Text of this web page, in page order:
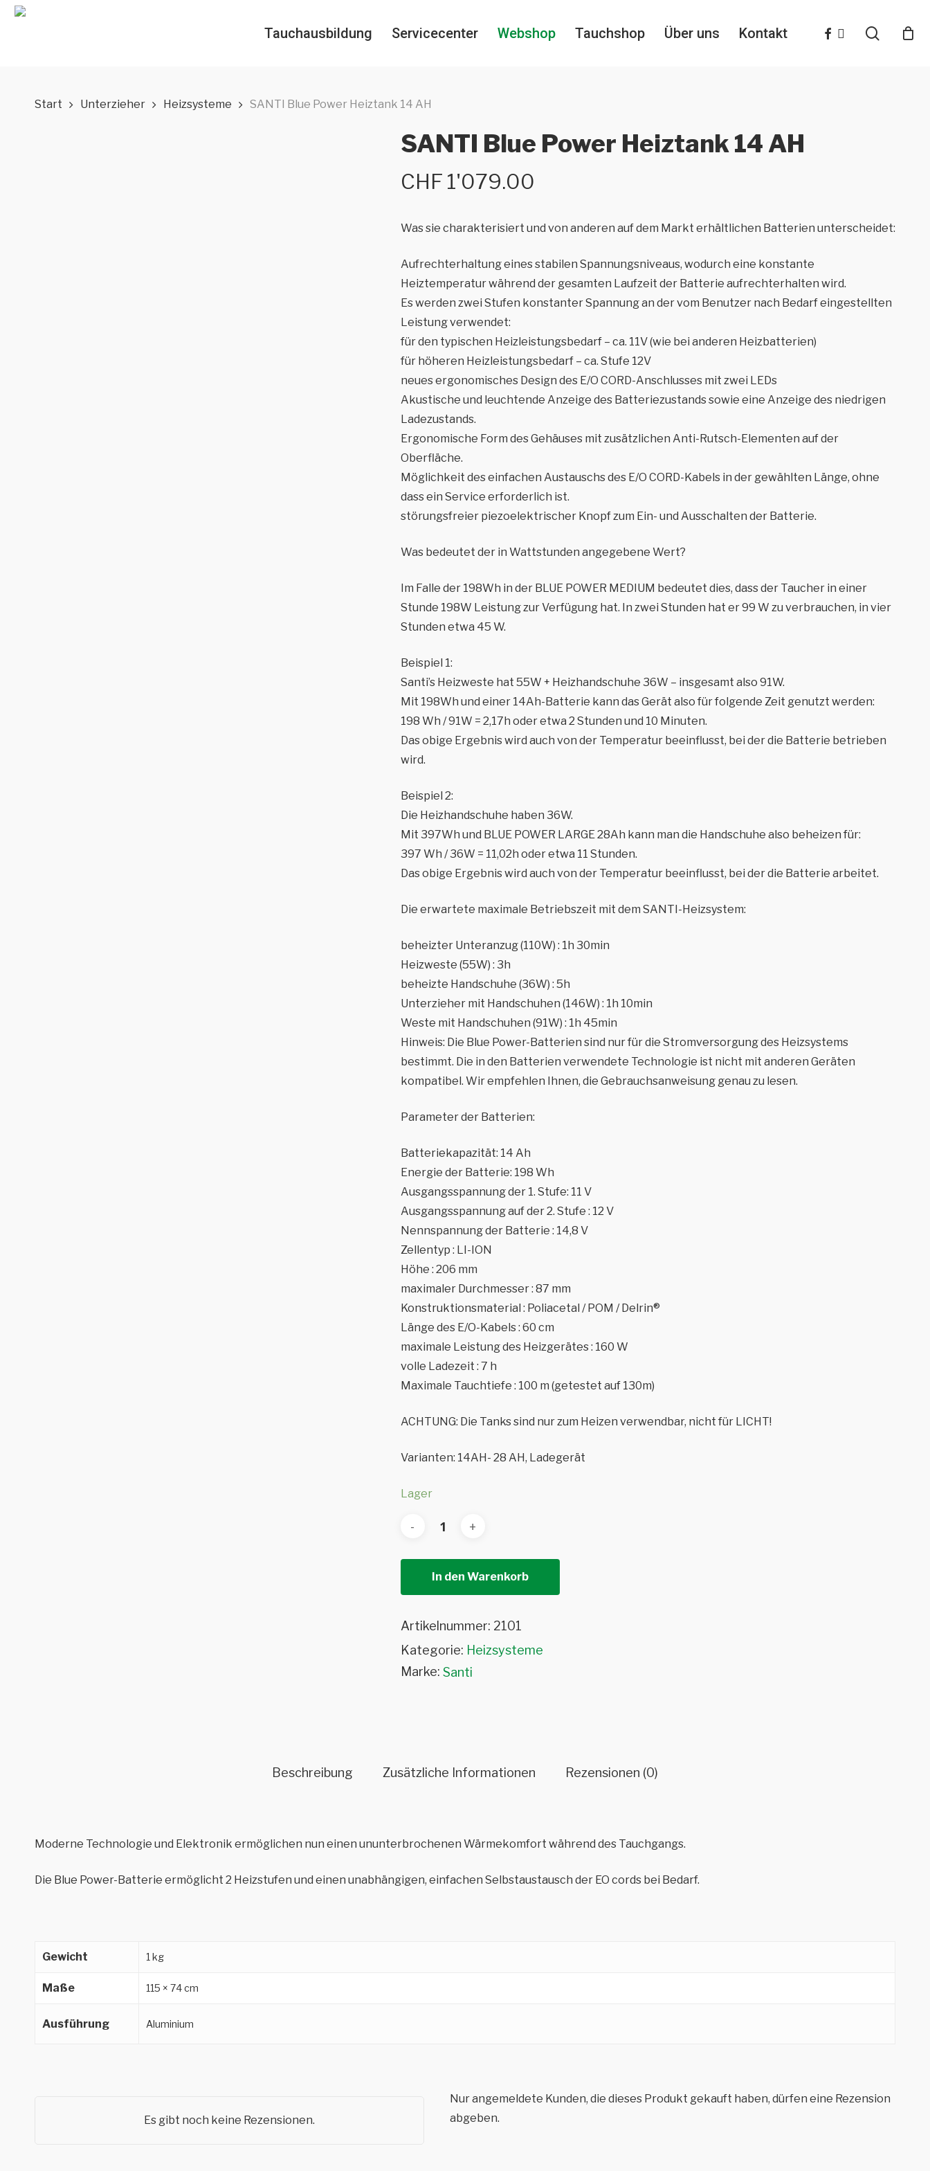
Skip
Tauchausbildung Servicecenter Webshop Tauchshop Über uns Kontakt facebook
instagramsearch
Start Unterzieher Heizsysteme SANTI Blue Power Heiztank 14 AH
SANTI Blue Power Heiztank 14 AH
CHF 1'079.00
Was sie charakterisiert und von anderen auf dem Markt erhältlichen Batterien unterscheidet:
Aufrechterhaltung eines stabilen Spannungsniveaus, wodurch eine konstante
Heiztemperatur während der gesamten Laufzeit der Batterie aufrechterhalten wird.
Es werden zwei Stufen konstanter Spannung an der vom Benutzer nach Bedarf eingestellten
Leistung verwendet:
für den typischen Heizleistungsbedarf – ca. 11V (wie bei anderen Heizbatterien)
für höheren Heizleistungsbedarf – ca. Stufe 12V
neues ergonomisches Design des E/O CORD-Anschlusses mit zwei LEDs
Akustische und leuchtende Anzeige des Batteriezustands sowie eine Anzeige des niedrigen
Ladezustands.
Ergonomische Form des Gehäuses mit zusätzlichen Anti-Rutsch-Elementen auf der
Oberfläche.
Möglichkeit des einfachen Austauschs des E/O CORD-Kabels in der gewählten Länge, ohne
dass ein Service erforderlich ist.
störungsfreier piezoelektrischer Knopf zum Ein- und Ausschalten der Batterie.
Was bedeutet der in Wattstunden angegebene Wert?
Im Falle der 198Wh in der BLUE POWER MEDIUM bedeutet dies, dass der Taucher in einer
Stunde 198W Leistung zur Verfügung hat. In zwei Stunden hat er 99 W zu verbrauchen, in vier
Stunden etwa 45 W.
Beispiel 1:
Santi’s Heizweste hat 55W + Heizhandschuhe 36W – insgesamt also 91W.
Mit 198Wh und einer 14Ah-Batterie kann das Gerät also für folgende Zeit genutzt werden:
198 Wh / 91W = 2,17h oder etwa 2 Stunden und 10 Minuten.
Das obige Ergebnis wird auch von der Temperatur beeinflusst, bei der die Batterie betrieben
wird.
Beispiel 2:
Die Heizhandschuhe haben 36W.
Mit 397Wh und BLUE POWER LARGE 28Ah kann man die Handschuhe also beheizen für:
397 Wh / 36W = 11,02h oder etwa 11 Stunden.
Das obige Ergebnis wird auch von der Temperatur beeinflusst, bei der die Batterie arbeitet.
Die erwartete maximale Betriebszeit mit dem SANTI-Heizsystem:
beheizter Unteranzug (110W) : 1h 30min
Heizweste (55W) : 3h
beheizte Handschuhe (36W) : 5h
Unterzieher mit Handschuhen (146W) : 1h 10min
Weste mit Handschuhen (91W) : 1h 45min
Hinweis: Die Blue Power-Batterien sind nur für die Stromversorgung des Heizsystems
bestimmt. Die in den Batterien verwendete Technologie ist nicht mit anderen Geräten
kompatibel. Wir empfehlen Ihnen, die Gebrauchsanweisung genau zu lesen.
Parameter der Batterien:
Batteriekapazität: 14 Ah
Energie der Batterie: 198 Wh
Ausgangsspannung der 1. Stufe: 11 V
Ausgangsspannung auf der 2. Stufe : 12 V
Nennspannung der Batterie : 14,8 V
Zellentyp : LI-ION
Höhe : 206 mm
maximaler Durchmesser : 87 mm
Konstruktionsmaterial : Poliacetal / POM / Delrin®
Länge des E/O-Kabels : 60 cm
maximale Leistung des Heizgerätes : 160 W
volle Ladezeit : 7 h
Maximale Tauchtiefe : 100 m (getestet auf 130m)
ACHTUNG: Die Tanks sind nur zum Heizen verwendbar, nicht für LICHT!
Varianten: 14AH- 28 AH, Ladegerät
Lager
In den Warenkorb
Artikelnummer: 2101
Kategorie: Heizsysteme
Marke: Santi
Beschreibung Zusätzliche Informationen Rezensionen (0)
Moderne Technologie und Elektronik ermöglichen nun einen ununterbrochenen Wärmekomfort während des Tauchgangs.
Die Blue Power-Batterie ermöglicht 2 Heizstufen und einen unabhängigen, einfachen Selbstaustausch der EO cords bei Bedarf.
Gewicht 1 kg
Maße 115 × 74 cm
Ausführung Aluminium
Es gibt noch keine Rezensionen.
Nur angemeldete Kunden, die dieses Produkt gekauft haben, dürfen eine Rezension
abgeben.